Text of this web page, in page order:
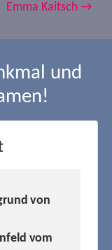
Emma Kaitsch →
und
von
vom